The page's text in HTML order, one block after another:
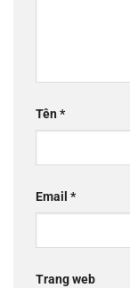
Tên*
Email *
Trang web